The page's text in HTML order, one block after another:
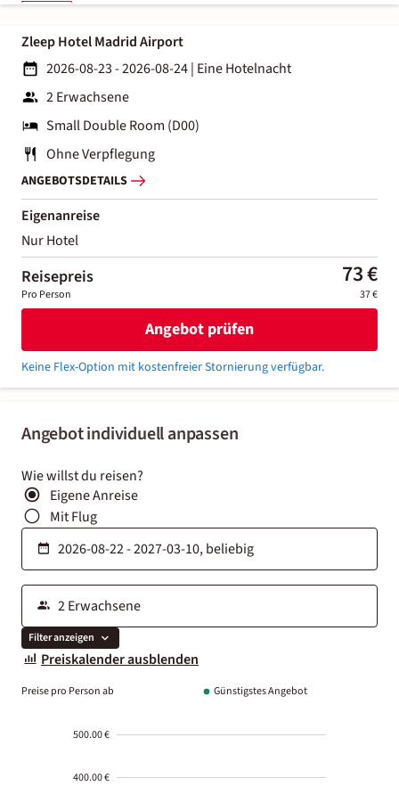
Angebot individuell anpassen
Wie willst du reisen?
Eigene Anreise
Mit Flug
Filter anzeigen
Preiskalender ausblenden
Preise pro Person ab Günstigstes Angebot
500.00 €
400.00 €
Zleep Hotel Madrid Airport
2026-08-23 - 2026-08-24| Eine Hotelnacht
2 Erwachsene
Small Double Room (D00)
Ohne Verpflegung
ANGEBOTSDETAILS
Eigenanreise
Nur Hotel
Reisepreis 73 €
Pro Person 37 €
Angebot prüfen
Keine Flex-Option mit kostenfreier Stornierung verfügbar.